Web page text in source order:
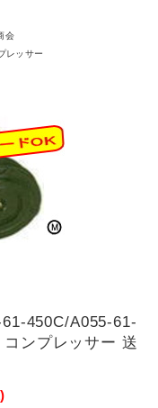
会
レッサー
450C/A055-61-
ンプレッサー 送